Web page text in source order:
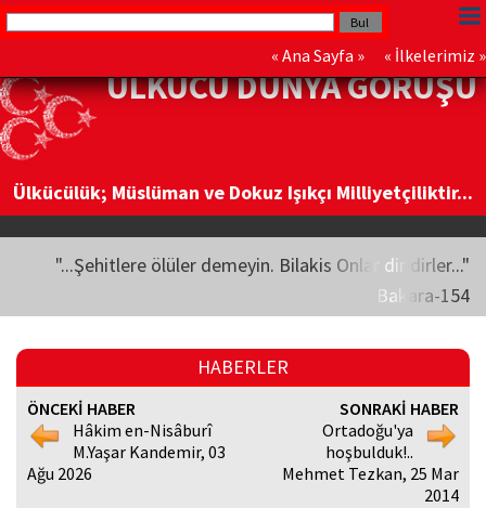
« Ana Sayfa » « İlkelerimiz »
ÜLKÜCÜ DÜNYA GÖRÜŞÜ
Ülkücülük; Müslüman ve Dokuz Işıkçı Milliyetçiliktir...
"...Şehitlere ölüler demeyin. Bilakis Onlar diridirler..."
Bakara-154
HABERLER
ÖNCEKİ HABER
Hâkim en-Nisâburî
M.Yaşar Kandemir, 03
Ağu 2026
SONRAKİ HABER
Ortadoğu'ya
hoşbulduk!..
Mehmet Tezkan, 25 Mar
2014